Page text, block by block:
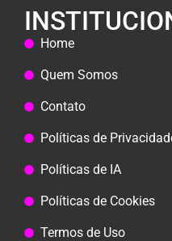
Home
Quem Somos
Contato
Políticas de
Políticas de IA
Políticas de Cookies
Termos de Uso